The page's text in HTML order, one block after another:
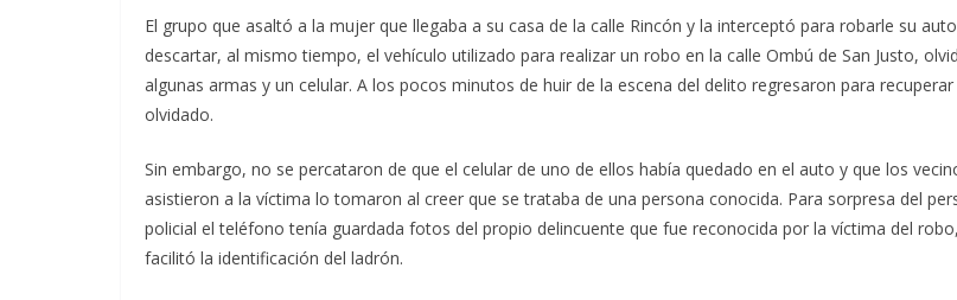
El grupo que asaltó a la mujer que llegaba a su casa de la calle Rincón y la interceptó para robarle su
descartar, al mismo tiempo, el vehículo utilizado para realizar un robo en la calle Ombú de San Justo,
algunas armas y un celular. A los pocos minutos de huir de la escena del delito regresaron para recuperar
olvidado.
Sin embargo, no se percataron de que el celular de uno de ellos había quedado en el auto y que los
asistieron a la víctima lo tomaron al creer que se trataba de una persona conocida. Para sorpresa del
policial el teléfono tenía guardada fotos del propio delincuente que fue reconocida por la víctima del
facilitó la identificación del ladrón.